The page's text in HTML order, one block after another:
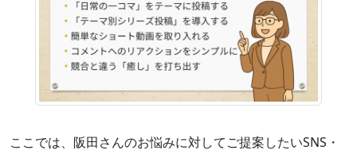
ここでは、阪田さんのお悩みに対してご提案したいSNS・